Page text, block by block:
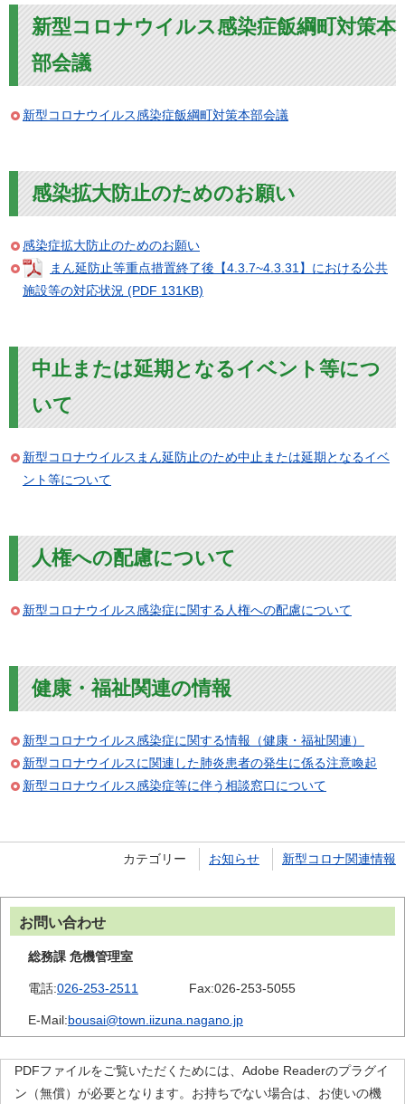
新型コロナウイルス感染症飯綱町対策本
部会議
新型コロナウイルス感染症飯綱町対策本部会議
感染拡大防止のためのお願い
感染症拡大防止のためのお願い
まん延防止等重点措置終了後【4.3.7~4.3.31】における公共
施設等の対応状況 (PDF 131KB)
中止または延期となるイベント等につ
いて
新型コロナウイルスまん延防止のため中止または延期となるイベ
ント等について
人権への配慮について
新型コロナウイルス感染症に関する人権への配慮について
健康・福祉関連の情報
新型コロナウイルス感染症に関する情報（健康・福祉関連）
新型コロナウイルスに関連した肺炎患者の発生に係る注意喚起
新型コロナウイルス感染症等に伴う相談窓口について
カテゴリー お知らせ 新型コロナ関連情報
お問い合わせ
総務課 危機管理室
電話:026-253-2511 Fax:026-253-5055
E-Mail:bousai@town.iizuna.nagano.jp
PDFファイルをご覧いただくためには、Adobe Readerのプラグイ
ン（無償）が必要となります。お持ちでない場合は、お使いの機